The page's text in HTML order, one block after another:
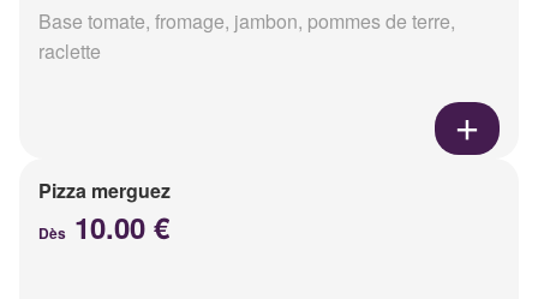
Base tomate, fromage, jambon, pommes de terre,
raclette
Pizza merguez
Dès 10.00 €